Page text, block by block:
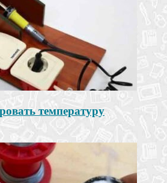
температуру